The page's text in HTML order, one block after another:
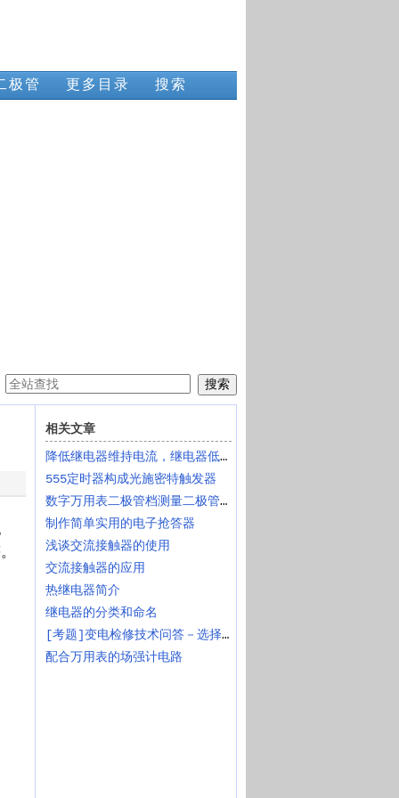
极管 更多目录 搜索
相关文章
降低继电器维持电流，继电器低功耗设计
555定时器构成光施密特触发器
数字万用表二极管档测量二极管、三极管、晶闸管、光耦
制作简单实用的电子抢答器
浅谈交流接触器的使用
交流接触器的应用
热继电器简介
继电器的分类和命名
[考题]变电检修技术问答－选择题
配合万用表的场强计电路